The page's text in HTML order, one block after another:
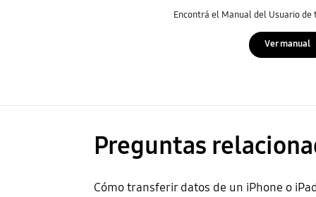
Encontrá el Manual del Usuario de
Ver manual
Preguntas
Cómo transferir datos de un iPhone o